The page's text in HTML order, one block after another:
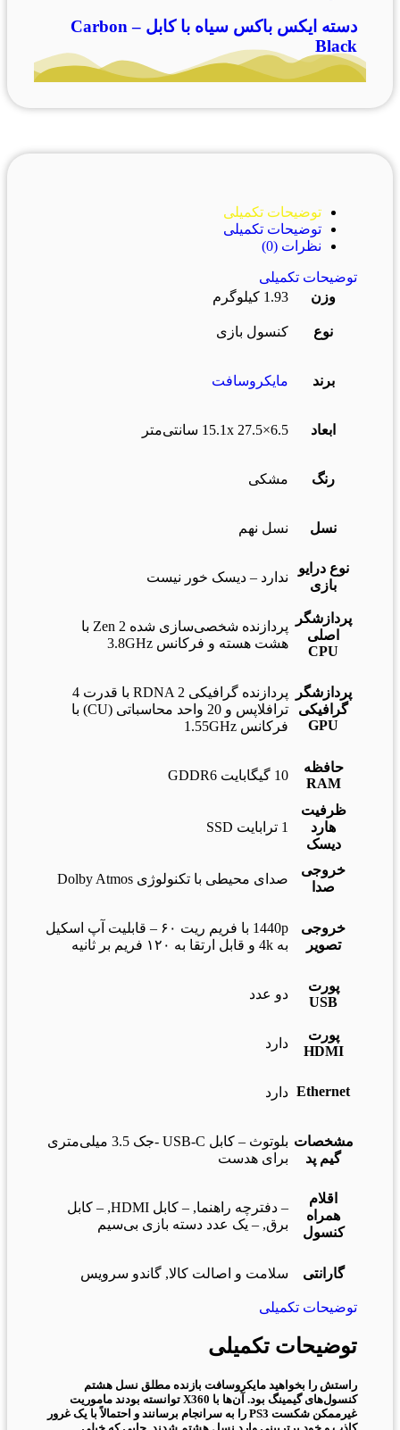
دسته ایکس باکس سیاه با کابل – Carbon
Black
توضیحات تکمیلی
توضیحات تکمیلی
نظرات (0)
توضیحات تکمیلی
وزن
1.93 کیلوگرم
نوع کنسول بازی
برند مایکروسافت
ابعاد 6.5×15.1x 27.5 سانتی‌متر
رنگ مشکی
نسل نسل نهم
نوع درایو
بازی
ندارد – دیسک خور نیست
پردازشگر
اصلی
CPU
پردازنده شخصی‌سازی شده Zen 2 با
هشت هسته و فرکانس 3.8GHz
پردازشگر
گرافیکی
GPU
پردازنده گرافیکی RDNA 2 با قدرت 4
ترافلاپس و 20 واحد محاسباتی (CU) با
فرکانس 1.55GHz
حافظه
RAM
10 گیگابایت GDDR6
ظرفیت
هارد
دیسک
1 ترابایت SSD
خروجی
صدا
صدای محیطی با تکنولوژی Dolby Atmos
خروجی
تصویر
1440p با فریم ریت ۶۰ – قابلیت آپ اسکیل
به 4k و قابل ارتقا به ۱۲۰ فریم بر ثانیه
پورت
USB
دو عدد
پورت
HDMI
دارد
Ethernet دارد
مشخصات
گیم پد
بلوتوث – کابل USB-C -جک 3.5 میلی‌متری
برای هدست
اقلام
همراه
کنسول
– دفترچه راهنما, – کابل HDMI, – کابل
برق, – یک عدد دسته‌ بازی بی‌سیم
گارانتی سلامت و اصالت کالا, گاندو سرویس
توضیحات تکمیلی
توضیحات تکمیلی
راستش را بخواهید مایکروسافت بازنده مطلق نسل هشتم
کنسول‌های گیمینگ بود. آن‌ها با X360 توانسته بودند ماموریت
غیرممکن شکست PS3 را به سرانجام برسانند و احتمالاً با یک غرور